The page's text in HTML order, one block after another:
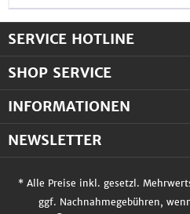
SERVICE HOTLINE
SHOP SERVICE
INFORMATIONEN
NEWSLETTER
* Alle Preise inkl. gesetzl.
ggf. Nachnahmegebühren,